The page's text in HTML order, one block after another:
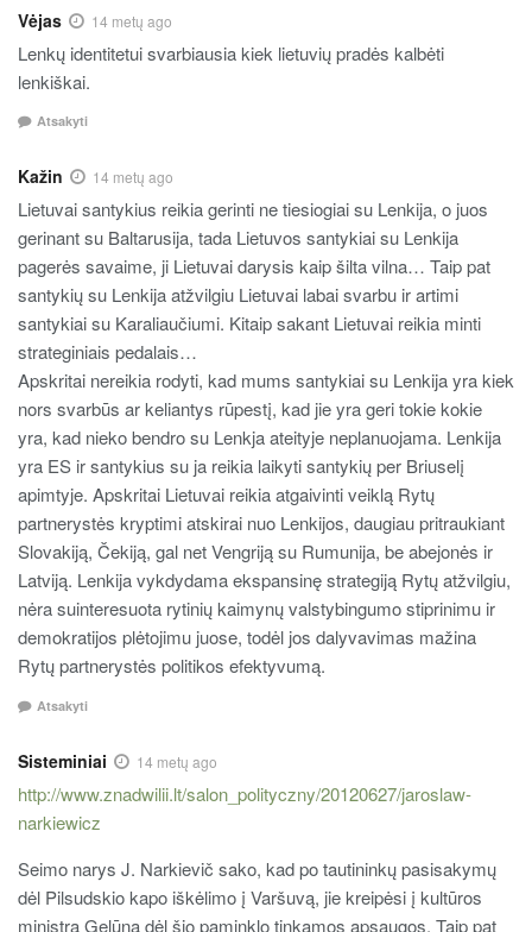
Vėjas 14 metų ago
Lenkų identitetui svarbiausia kiek lietuvių pradės kalbėti
lenkiškai.
Atsakyti
Kažin 14 metų ago
Lietuvai santykius reikia gerinti ne tiesiogiai su Lenkija, o juos
gerinant su Baltarusija, tada Lietuvos santykiai su Lenkija
pagerės savaime, ji Lietuvai darysis kaip šilta vilna… Taip pat
santykių su Lenkija atžvilgiu Lietuvai labai svarbu ir artimi
santykiai su Karaliaučiumi. Kitaip sakant Lietuvai reikia minti
strateginiais pedalais…
Apskritai nereikia rodyti, kad mums santykiai su Lenkija yra kiek
nors svarbūs ar keliantys rūpestį, kad jie yra geri tokie kokie
yra, kad nieko bendro su Lenkja ateityje neplanuojama. Lenkija
yra ES ir santykius su ja reikia laikyti santykių per Briuselį
apimtyje. Apskritai Lietuvai reikia atgaivinti veiklą Rytų
partnerystės kryptimi atskirai nuo Lenkijos, daugiau pritraukiant
Slovakiją, Čekiją, gal net Vengriją su Rumunija, be abejonės ir
Latviją. Lenkija vykdydama ekspansinę strategiją Rytų atžvilgiu,
nėra suinteresuota rytinių kaimynų valstybingumo stiprinimu ir
demokratijos plėtojimu juose, todėl jos dalyvavimas mažina
Rytų partnerystės politikos efektyvumą.
Atsakyti
Sisteminiai 14 metų ago
http://www.znadwilii.lt/salon_polityczny/20120627/jaroslaw-
narkiewicz
Seimo narys J. Narkievič sako, kad po tautininkų pasisakymų
dėl Pilsudskio kapo iškėlimo į Varšuvą, jie kreipėsi į kultūros
ministrą Gelūną dėl šio paminklo tinkamos apsaugos. Taip pat